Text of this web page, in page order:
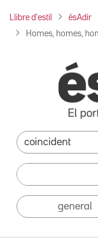
Llibre d'estil ésAdir
Homes, homes,
general